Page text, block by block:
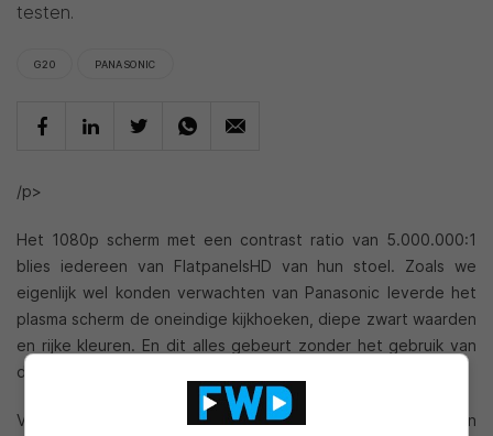
testen.
G20 PANASONIC
/p>
Het 1080p scherm met een contrast ratio van 5.000.000:1
blies iedereen van FlatpanelsHD van hun stoel. Zoals we
eigenlijk wel konden verwachten van Panasonic leverde het
plasma scherm de oneindige kijkhoeken, diepe zwart waarden
en rijke kleuren. En dit alles gebeurt zonder het gebruik van
die, soms ergerlijke, koel ventilatoren.
Volgens de reviewers zijn de verbeteringen ten opzichte van